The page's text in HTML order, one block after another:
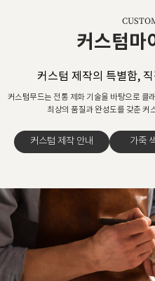
커스텀마
커스텀 제작의 특별함,
커스텀무드는 전통 제화 기술을 바탕으로 클
최상의 품질과 완성도를 갖춘 커
커스텀 제작 안내 가죽